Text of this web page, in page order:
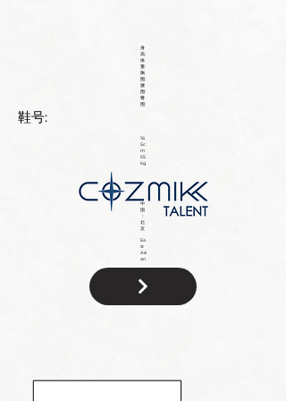
Ea
st
Asi
an
中
国
：
北
京
身
高:
体
重:
胸
围:
腰
围:
臀
围:
鞋号:
16
5c
m
55
kg
籍: